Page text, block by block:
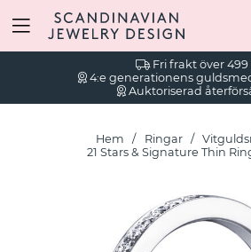
Fri frakt över 499
4:e generationens
Auktoriserad
Hem Ringar
21 Stars & Signature Thin